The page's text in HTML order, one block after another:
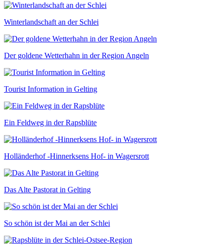
Winterlandschaft an der Schlei
Der goldene Wetterhahn in der Region Angeln
Tourist Information in Gelting
Ein Feldweg in der Rapsblüte
Holländerhof -Hinnerksens Hof- in Wagersrott
Das Alte Pastorat in Gelting
So schön ist der Mai an der Schlei